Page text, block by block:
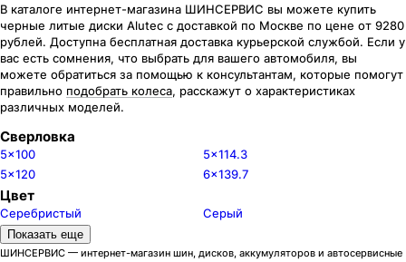
В каталоге интернет-магазина ШИНСЕРВИС вы можете купить
черные литые диски Alutec c доставкой по Москве по цене от 9280
рублей. Доступна бесплатная доставка курьерской службой. Если у
вас есть сомнения, что выбрать для вашего автомобиля, вы
можете обратиться за помощью к консультантам, которые помогут
правильно подобрать колеса, расскажут о характеристиках
различных моделей.
Сверловка
5x100
5x114.3
5x120
6x139.7
Цвет
Серебристый Серый
Бренды
AEZ
Alcasta
Показать еще
ШИНСЕРВИС — интернет-магазин шин, дисков, аккумуляторов и автосервисные